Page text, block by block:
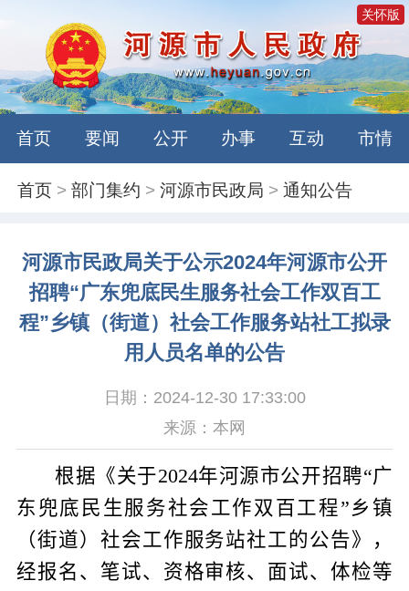
关怀版
首页 要闻 公开 办事 互动 市情
首页 >部门集约 >河源市民政局 >通知公告
河源市民政局关于公示2024年河源市公开
招聘“广东兜底民生服务社会工作双百工
程”乡镇（街道）社会工作服务站社工拟录
用人员名单的公告
日期：2024-12-30 17:33:00
来源：本网
根据《关于2024年河源市公开招聘“广
东兜底民生服务社会工作双百工程”乡镇
（街道）社会工作服务站社工的公告》，
经报名、笔试、资格审核、面试、体检等